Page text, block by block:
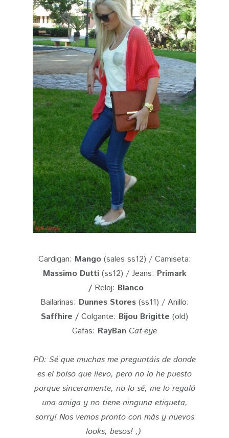
Cardigan: Mango(sales ss12) / Camiseta:
Massimo Dutti(ss12) / Jeans: Primark
/ Reloj: Blanco
Bailarinas: Dunnes Stores(ss11) / Anillo:
Saffhire / Colgante: Bijou Brigitte (old)
Gafas: RayBan Cat-eye
PD: Sé que muchas me preguntáis de donde
es elbolso que llevo, pero no lo he puesto
porque sinceramente, no lo sé, me lo regaló
una amiga y no tiene ninguna etiqueta,
sorry! Nos vemos pronto con más y nuevos
looks, besos! ;)